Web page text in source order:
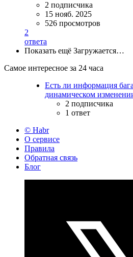
2 подписчика
15 нояб. 2025
526 просмотров
2
ответа
Показать ещё Загружается…
Самое интересное за 24 часа
Есть ли информация
динамическом
2 подписчика
1 ответ
© Habr
О сервисе
Правила
Обратная связь
Блог